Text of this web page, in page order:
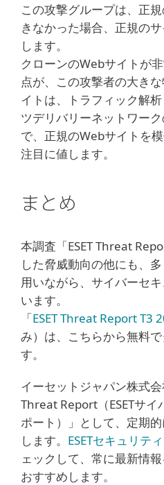
この攻撃グループは、正
きなかった場合、正規の
します。
クローンのWebサイトが
点が、この攻撃者の大き
イトは、トラフィック解
ツデリバリーネットワー
で、正規のWebサイトを
注目に値します。
まとめ
本調査「ESET Threat
した脅威動向の他にも、
用いながら、サイバーセ
います。
「ESET Threat Report T3
み）は、こちらから無料
す。
イーセットジャパン株式
Threat Report（ESETサイ
ポート）」として、定期
します。 ESETセキュリテ
ェックして、常に最新情
おすすめします。